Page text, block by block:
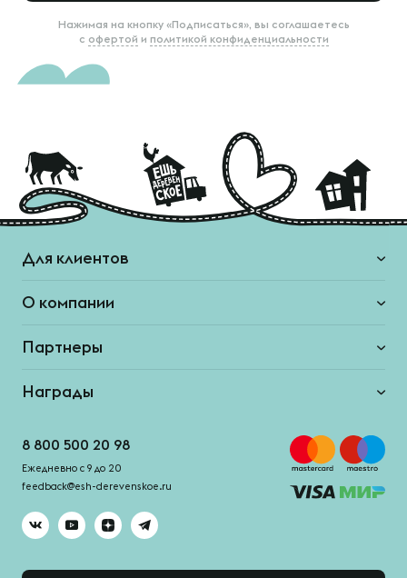
Нажимая на кнопку «Подписаться», вы соглашаетесь
с офертой и политикой конфиденциальности
Для клиентов
О компании
Партнеры
Награды
8 800 500 20 98
Ежедневно с 9 до 20
feedback@esh-derevenskoe.ru